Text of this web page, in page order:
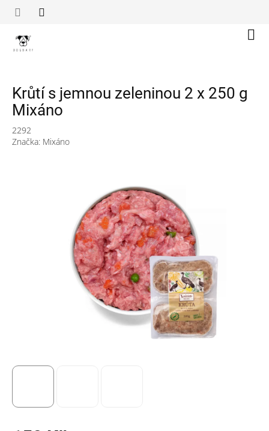
Krůtí s jemnou zeleninou 2 x 250 g
Mixáno
2292
Značka: Mixáno